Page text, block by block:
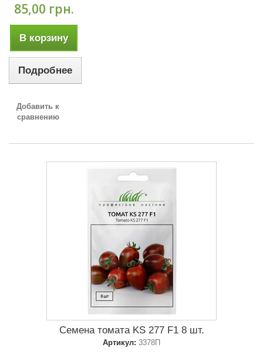
85,00 грн.
В корзину
Подробнее
Добавить к
сравнению
Семена томата KS 277 F1 8 шт.
Артикул: 3378П